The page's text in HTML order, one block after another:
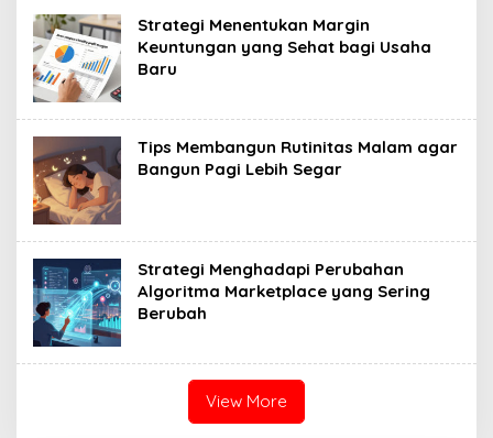
Strategi Menentukan Margin
Keuntungan yang Sehat bagi Usaha
Baru
Tips Membangun Rutinitas Malam agar
Bangun Pagi Lebih Segar
Strategi Menghadapi Perubahan
Algoritma Marketplace yang Sering
Berubah
View More